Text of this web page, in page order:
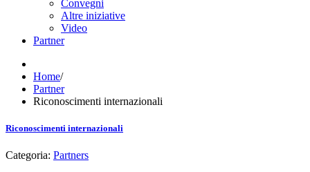
Convegni
Altre iniziative
Video
Partner
Home/
Partner
Riconoscimenti internazionali
Riconoscimenti internazionali
Categoria: Partners